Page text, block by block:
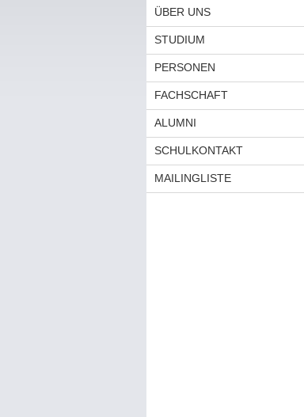
ÜBER UNS
STUDIUM
PERSONEN
FACHSCHAFT
ALUMNI
SCHULKONTAKT
MAILINGLISTE